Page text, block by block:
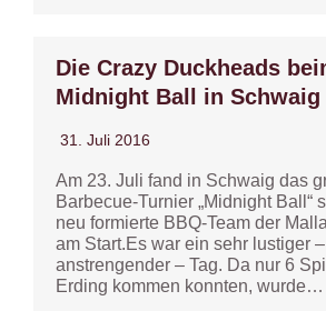
Die Crazy Duckheads
Midnight Ball in Schwaig
31. Juli 2016
Am 23. Juli fand in Schwaig das
Barbecue-Turnier „Midnight Ball“
neu formierte BBQ-Team der
am Start.Es war ein sehr lustiger
anstrengender – Tag. Da nur 6
Erding kommen konnten, wurde…